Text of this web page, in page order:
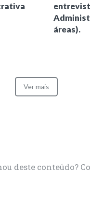
áreas).
Ver mais
deste conteúdo?